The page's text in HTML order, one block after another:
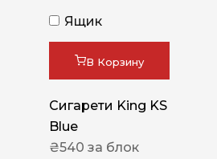
Ящик
В Корзину
Сигарети King KS
Blue
₴540 за блок